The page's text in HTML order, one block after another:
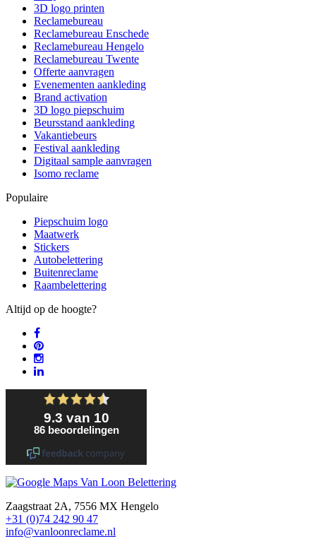
3D logo printen
Reclamebureau
Reclamebureau Enschede
Reclamebureau Hengelo
Reclamebureau Twente
Offerte aanvragen
Evenementen aankleding
Brand activation
3D logo piepschuim
Beursstand aankleding
Vakantiebeurs
Festival aankleding
Digitaal sample aanvragen
Isomo reclame
Populaire
Piepschuim logo
Maatwerk
Stickers
Autobelettering
Buitenreclame
Raambelettering
Altijd op de hoogte?
Zaagstraat 2A, 7556 MX Hengelo
+31 (0)74 242 90 47
info@vanloonreclame.nl